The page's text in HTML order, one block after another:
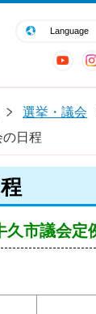
Language
選挙・議会
の日程
久市議会定